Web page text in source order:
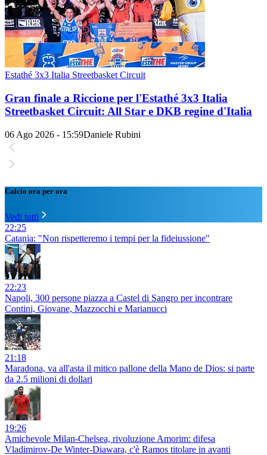
Estathé 3x3 Italia Streetbasket Circuit
Gran finale a Riccione per l'Estathé 3x3 Italia
Streetbasket Circuit: All Star e DKB regine d'Italia
06 Ago 2026 - 15:59Daniele Rubini
Calcio ora per ora
Vedi tutti
22:25
Catania: "Non rispetteremo i tempi per la fideiussione"
22:23
Napoli, 300 persone piazza a Castel di Sangro per incontrare
Contini, Giovane, Mazzocchi e Marianucci
21:18
Maradona, va all'asta il mitico pallone della Mano de Dios: si parte
da 2.5 milioni di dollari
19:26
Amichevole Milan-Chelsea, rivoluzione Amorim: difesa
Vladimirov-De Winter-Diawara, c'è Ramos titolare in avanti